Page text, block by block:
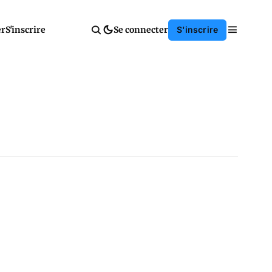
S'inscrire Se connecter S'inscrire